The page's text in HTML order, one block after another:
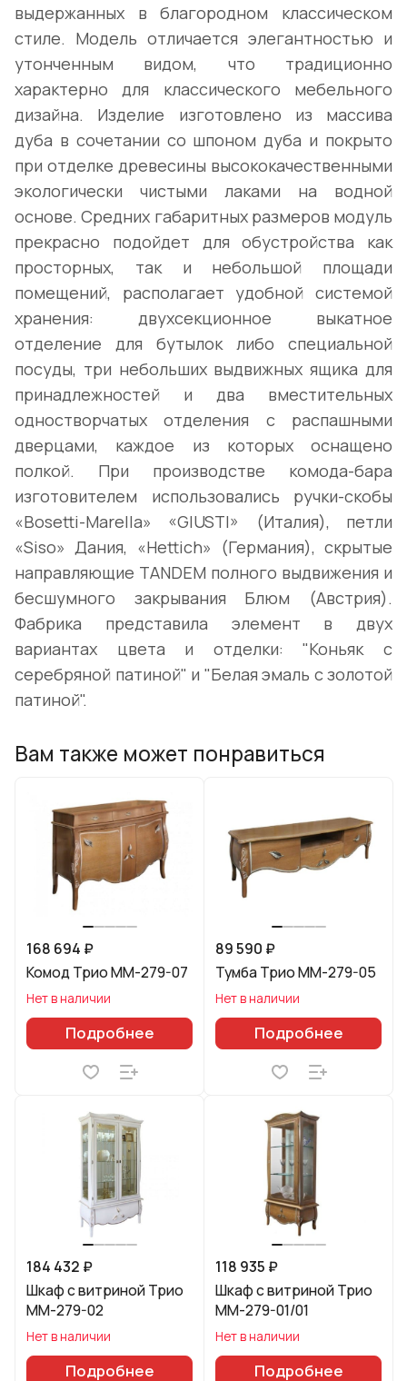
выдержанных в благородном классическом
стиле. Модель отличается элегантностью и
утонченным видом, что традиционно
характерно для классического мебельного
дизайна. Изделие изготовлено из массива
дуба в сочетании со шпоном дуба и покрыто
при отделке древесины высококачественными
экологически чистыми лаками на водной
основе. Средних габаритных размеров модуль
прекрасно подойдет для обустройства как
просторных, так и небольшой площади
помещений, располагает удобной системой
хранения: двухсекционное выкатное
отделение для бутылок либо специальной
посуды, три небольших выдвижных ящика для
принадлежностей и два вместительных
одностворчатых отделения с распашными
дверцами, каждое из которых оснащено
полкой. При производстве комода-бара
изготовителем использовались ручки-скобы
«Bosetti-Marella» «GIUSTI» (Италия), петли
«Siso» Дания, «Неttich» (Германия), скрытые
направляющие TANDEM полного выдвижения и
бесшумного закрывания Блюм (Австрия).
Фабрика представила элемент в двух
вариантах цвета и отделки: "Коньяк с
серебряной патиной" и "Белая эмаль с золотой
патиной".
Вам также может понравиться
168 694 ₽
Комод Трио ММ-279-07
Нет в наличии
Подробнее
89 590 ₽
Тумба Трио ММ-279-05
Нет в наличии
Подробнее
184 432 ₽
Шкаф с витриной Трио
ММ-279-02
Нет в наличии
Подробнее
118 935 ₽
Шкаф с витриной Трио
ММ-279-01/01
Нет в наличии
Подробнее